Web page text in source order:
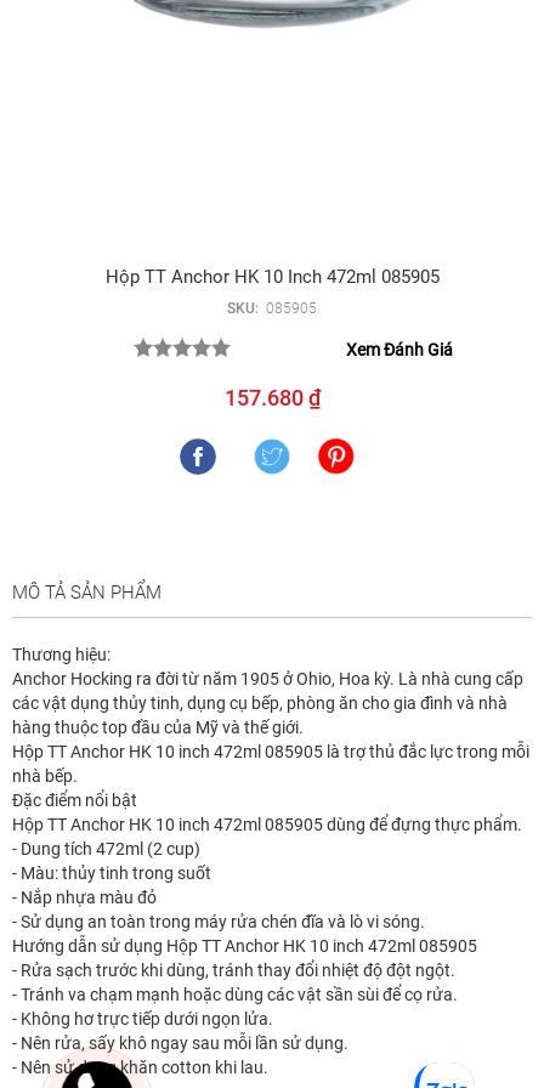
Hộp TT Anchor HK 10 Inch 472ml 085905
SKU: 085905
Xem Đánh Giá
157.680 ₫
MÔ TẢ SẢN PHẨM
Thương hiệu:
Anchor Hocking ra đời từ năm 1905 ở Ohio, Hoa kỳ. Là nhà cung cấp
các vật dụng thủy tinh, dụng cụ bếp, phòng ăn cho gia đình và nhà
hàng thuộc top đầu của Mỹ và thế giới.
Hộp TT Anchor HK 10 inch 472ml 085905 là trợ thủ đắc lực trong mỗi
nhà bếp.
Đặc điểm nổi bật
Hộp TT Anchor HK 10 inch 472ml 085905 dùng để đựng thực phẩm.
- Dung tích 472ml (2 cup)
- Màu: thủy tinh trong suốt
- Nắp nhựa màu đỏ
- Sử dụng an toàn trong máy rửa chén đĩa và lò vi sóng.
Hướng dẫn sử dụng Hộp TT Anchor HK 10 inch 472ml 085905
- Rửa sạch trước khi dùng, tránh thay đổi nhiệt độ đột ngột.
- Tránh va chạm mạnh hoặc dùng các vật sần sùi để cọ rửa.
- Không hơ trực tiếp dưới ngọn lửa.
- Nên rửa, sấy khô ngay sau mỗi lần sử dụng.
- Nên sử dụng khăn cotton khi lau.